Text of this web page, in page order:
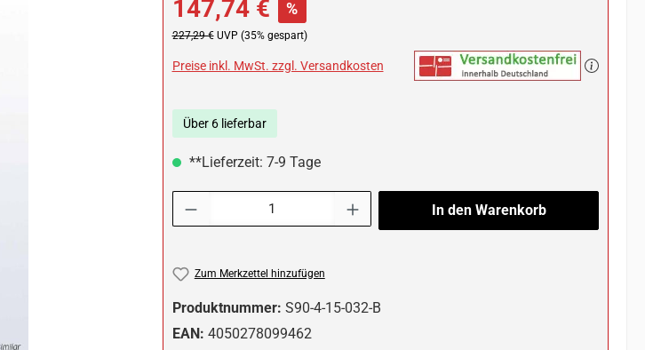
147,74 € %
Regulärer Preis:
227,29 € UVP (35% gespart)
Preise inkl. MwSt. zzgl. Versandkosten
Über 6 lieferbar
**Lieferzeit: 7-9 Tage
In den Warenkorb
Zum Merkzettel hinzufügen
Produktnummer: S90-4-15-032-B
EAN: 4050278099462